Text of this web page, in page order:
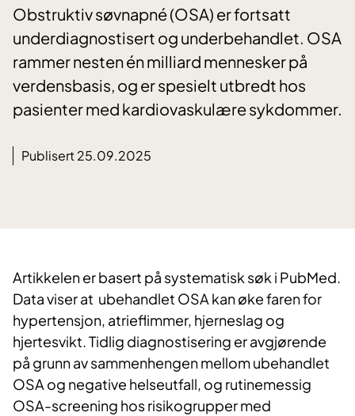
Obstruktiv søvnapné (OSA) er fortsatt
underdiagnostisert og underbehandlet. OSA
rammer nesten én milliard mennesker på
verdensbasis, og er spesielt utbredt hos
pasienter med kardiovaskulære sykdommer.
Publisert 25.09.2025
Artikkelen er basert på systematisk søk ​​i PubMed.
Data viser at ubehandlet OSA kan øke faren for
hypertensjon, atrieflimmer, hjerneslag og
hjertesvikt. Tidlig diagnostisering er avgjørende
på grunn av sammenhengen mellom ubehandlet
OSA og negative helseutfall, og rutinemessig
OSA-screening hos risikogrupper med